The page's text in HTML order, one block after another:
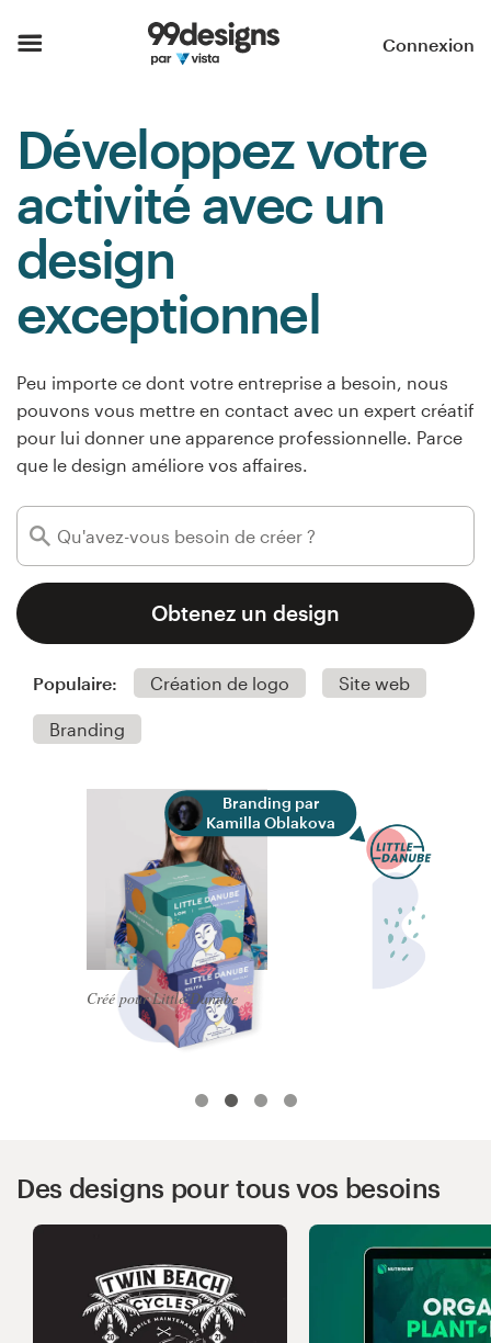
Connexion
Créé pour Little Danube
Branding par
Kamilla Oblakova
Développez votre
activité avec un
design
exceptionnel
Peu importe ce dont votre entreprise a besoin, nous
pouvons vous mettre en contact avec un expert créatif
pour lui donner une apparence professionnelle. Parce
que le design améliore vos affaires.
Obtenez un design
Populaire: Création de logo Site web
Branding
Des designs pour tous vos besoins
Comment ça marche ?
Trouver un designer
Inspiration
99designs Pro
Services
de
design
Concours de design
Projets 1-1
Trouver un designer
Inspiration
99designs Studio
Création de logo
Guide de marque
Parcourir toutes les catégories